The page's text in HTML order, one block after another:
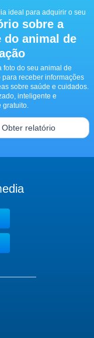
ideal para adquirir o seu
sobre a
do animal de
foto do seu animal de
para receber informações
sobre saúde e cuidados.
inteligente e
gratuito.
Obter relatório